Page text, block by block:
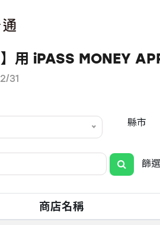
用 iPASS MONEY
31
縣市
篩
商店名稱